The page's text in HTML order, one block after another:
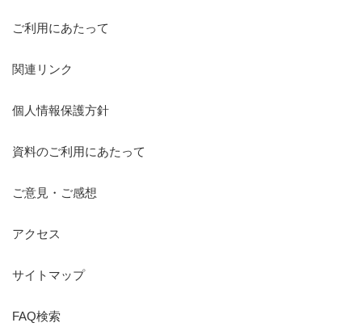
ご利用にあたって
関連リンク
個人情報保護方針
資料のご利用にあたって
ご意見・ご感想
アクセス
サイトマップ
FAQ検索